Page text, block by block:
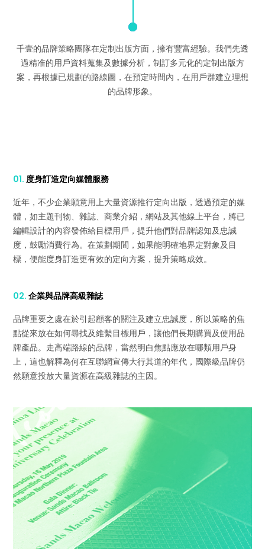
千壹的品牌策略團隊在定制出版方面，擁有豐富經驗。我們先透
過精准的用戶資料蒐集及數據分析，制訂多元化的定制出版方
案，再根據已規劃的路線圖，在預定時間內，在用戶群建立理想
的品牌形象。
01. 度身訂造定向媒體服務
近年，不少企業願意用上大量資源推行定向出版，透過預定的媒
體，如主題刊物、雜誌、商業介紹，網站及其他線上平台，將已
編輯設計的內容發佈給目標用戶，提升他們對品牌認知及忠誠
度，鼓勵消費行為。在策劃期間，如果能明確地界定對象及目
標，便能度身訂造更有效的定向方案，提升策略成效。
02. 企業與品牌高級雜誌
品牌重要之處在於引起顧客的關注及建立忠誠度，所以策略的焦
點從來放在如何尋找及維繫目標用戶，讓他們長期購買及使用品
牌產品。走高端路線的品牌，當然明白焦點應放在哪類用戶身
上，這也解釋為何在互聯網宣傳大行其道的年代，國際級品牌仍
然願意投放大量資源在高級雜誌的主因。